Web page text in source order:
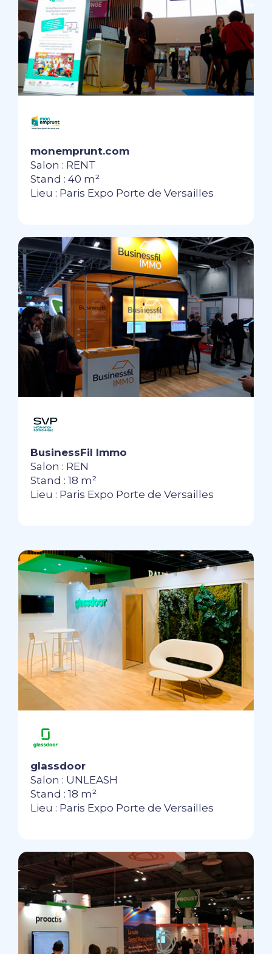
monemprunt.com
Salon : RENT
Stand : 40 m²
Lieu : Paris Expo Porte de Versailles
BusinessFil Immo
Salon : REN
Stand : 18 m²
Lieu : Paris Expo Porte de Versailles
glassdoor
Salon : UNLEASH
Stand : 18 m²
Lieu : Paris Expo Porte de Versailles